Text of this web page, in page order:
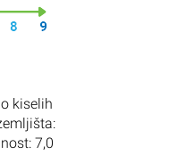
kiselih
7,0